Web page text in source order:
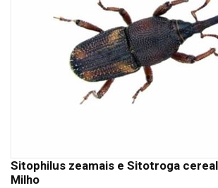
Sitophilus zeamais e Sitotroga
Milho